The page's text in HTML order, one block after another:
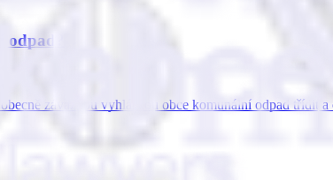
závaznou vyhláškou obce komunální odpad třídit